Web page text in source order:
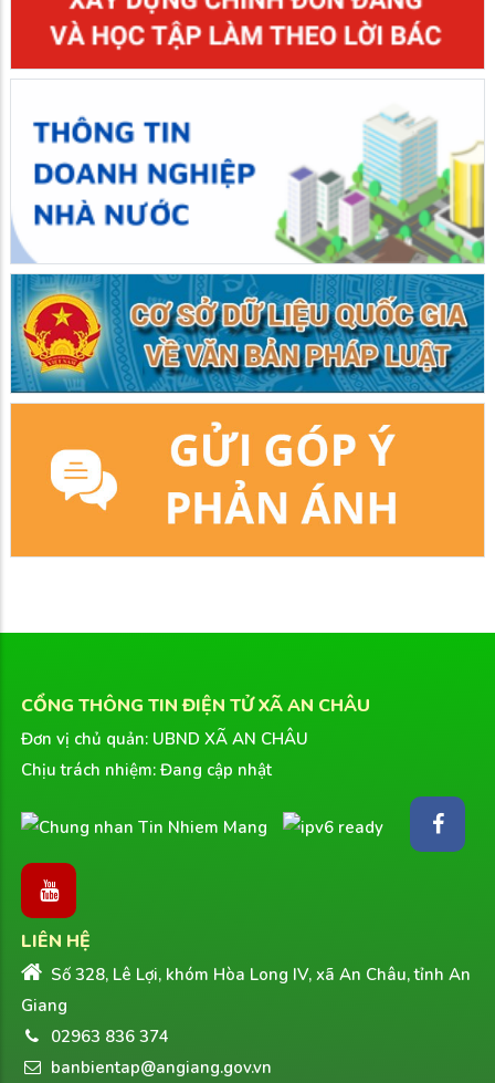
CỔNG THÔNG TIN ĐIỆN TỬ XÃ AN CHÂU
Đơn vị chủ quản: UBND XÃ AN CHÂU
Chịu trách nhiệm: Đang cập nhật
LIÊN HỆ
Số 328, Lê Lợi, khóm Hòa Long IV, xã An Châu, tỉnh An
Giang
02963 836 374
banbientap@angiang.gov.vn